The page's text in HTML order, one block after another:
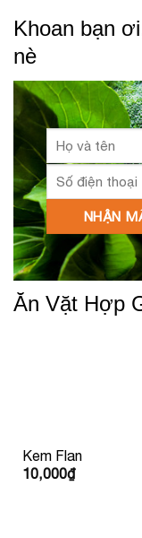
Khoan bạn
nè
Ăn Vặt Hợp
Kem Flan
10,000₫